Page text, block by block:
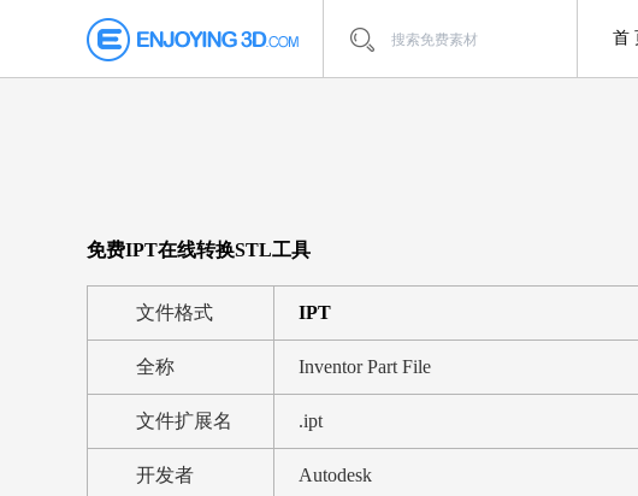
首
免费IPT在线转换STL工具
文件格式 IPT
全称 Inventor Part File
文件扩展名 .ipt
开发者 Autodesk